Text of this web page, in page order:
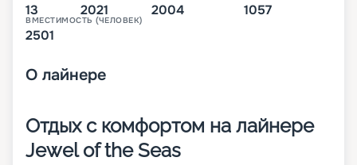
13 2021 2004 1057
ВМЕСТИМОСТЬ (ЧЕЛОВЕК)
2501
О лайнере
Отдых с комфортом на лайнере
Jewel of the Seas